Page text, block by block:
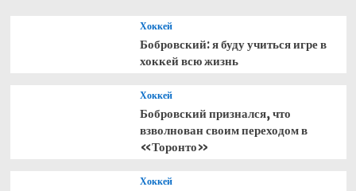
Хоккей
Бобровский: я буду учиться игре в
хоккей всю жизнь
Хоккей
Бобровский признался, что
взволнован своим переходом в
«Торонто»
Хоккей